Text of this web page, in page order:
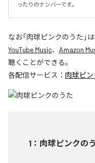
ったりのナンバーです。
なお「肉球ピンクのうた 」は
YouTube Music、 Amazon
聴くことができる。
各配信サービス： 肉球ピ
1 ： 肉球ピンクの